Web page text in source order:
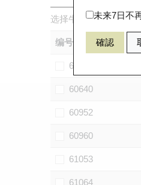
未来7日不
確認
选择牛熊证作比较 *你
编号
60102
60640
60952
60960
61053
61064